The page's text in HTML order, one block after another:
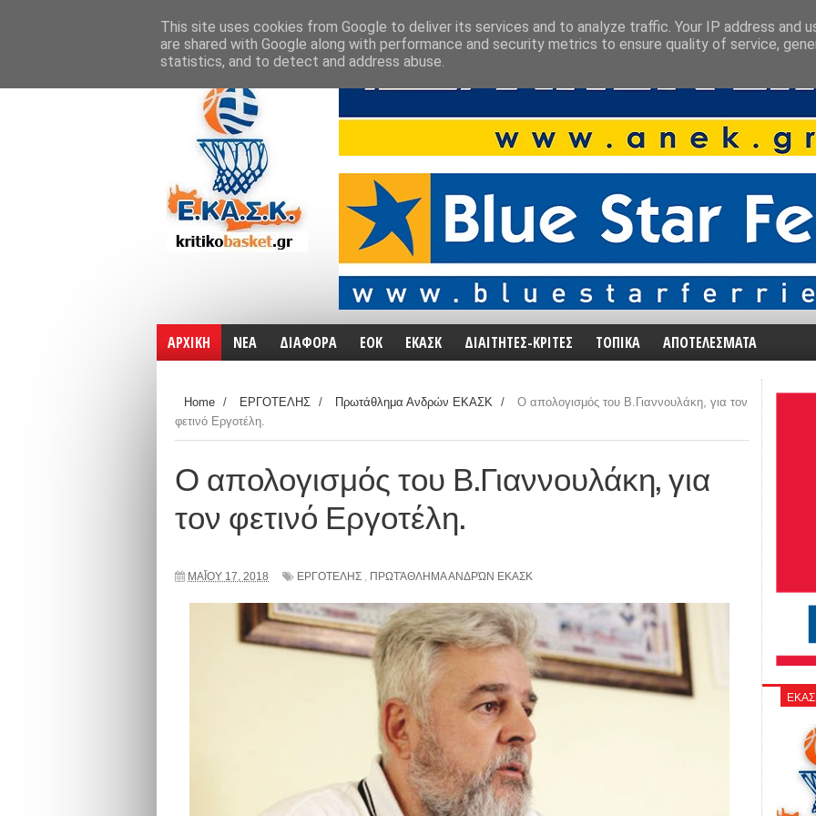
ΑΡΧΙΚΗ ΝΕΑ ΔΙΑΦΟΡΑ ΕΟΚ ΕΚΑΣΚ ΔΙΑΙΤΗΤΕΣ-ΚΡΙΤΕΣ ΤΟΠΙΚΑ ΑΠΟΤΕΛΕΣΜΑΤΑ
Home / ΕΡΓΟΤΕΛΗΣ / Πρωτάθλημα Ανδρών ΕΚΑΣΚ /
Ο απολογισμός του Β.Γιαννουλάκη, για τον
φετινό Εργοτέλη.
Ο απολογισμός του Β.Γιαννουλάκη, για
τον φετινό Εργοτέλη.
ΜΑΪ́ΟΥ 17, 2018 ΕΡΓΟΤΕΛΗΣ , ΠΡΩΤΆΘΛΗΜΑ ΑΝΔΡΏΝ ΕΚΑΣΚ
This site uses cookies from Google to deliver its services and to analyze traffic. Your IP address and
are shared with Google along with performance and security metrics to ensure quality of service,
statistics, and to detect and address abuse.